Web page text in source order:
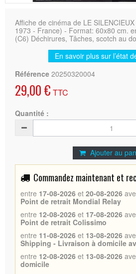
Affiche de cinéma de LE
1973 - France) - Format: 60x80 cm.
(C6) Déchirures, Tâches, scotch au
En savoir plus sur l’état
Référence 20250320004
29,00 € TTC
Quantité :
Ajouter au
Commandez maintenant et
entre 17-08-2026 et 20-08-2026
Point de retrait Mondial Relay
entre 12-08-2026 et 17-08-2026
Point de retrait Colissimo
entre 11-08-2026 et 13-08-2026
Shipping - Livraison à domicile
entre 12-08-2026 et 13-08-2026
domicile